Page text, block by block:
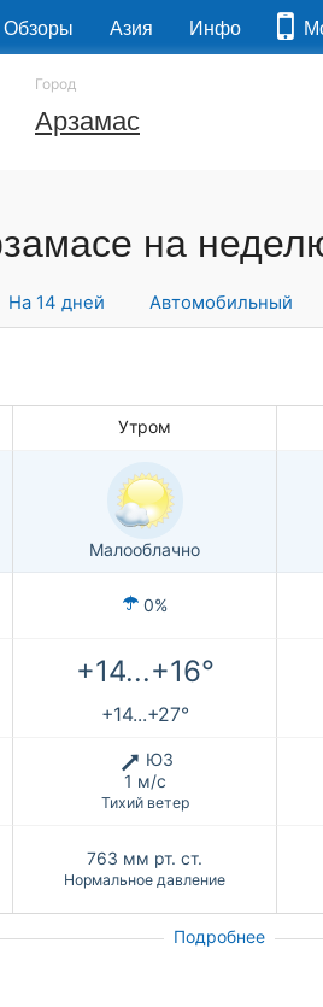
Обзоры Азия Инфо
Город
Арзамас
на
На 14 дней Автомобильный
Утром
Малооблачно
0%
+14...+16°
+14...+27°
ЮЗ
1 м/с
Тихий ветер
763 мм рт. ст.
Нормальное давление
Подробнее